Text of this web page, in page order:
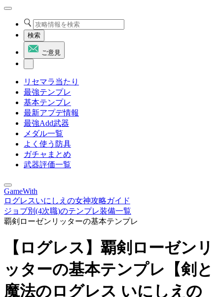
検索
ご意見
リセマラ当たり
最強テンプレ
基本テンプレ
最新アプデ情報
最強Add武器
メダル一覧
よく使う防具
ガチャまとめ
武器評価一覧
GameWith
ログレスいにしえの女神攻略ガイド
ジョブ別(4次職)のテンプレ装備一覧
覇剣ローゼンリッターの基本テンプレ
【ログレス】覇剣ローゼンリ
ッターの基本テンプレ【剣と
魔法のログレス いにしえの